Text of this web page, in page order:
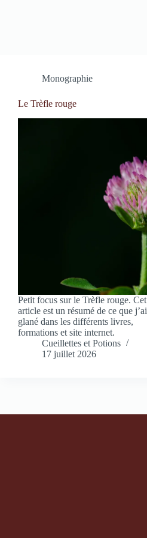
Monographie
Le Trèfle rouge
Petit focus sur le Trèfle rouge. Cet
article est un résumé de ce que j’ai
glané dans les différents livres,
formations et site internet.
Cueillettes et Potions
17 juillet 2026